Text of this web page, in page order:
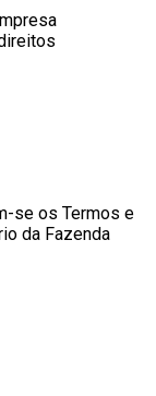
se os Termos e
da Fazenda